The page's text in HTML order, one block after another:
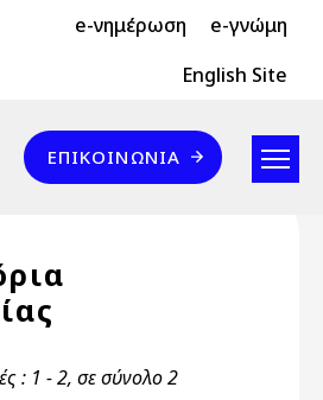
e-νημέρωση e-γνώμη
English Site
Επικοινωνία
ΕΠΙΚΟΙΝΩΝΊΑ
: 1 - 2, σε σύνολο 2